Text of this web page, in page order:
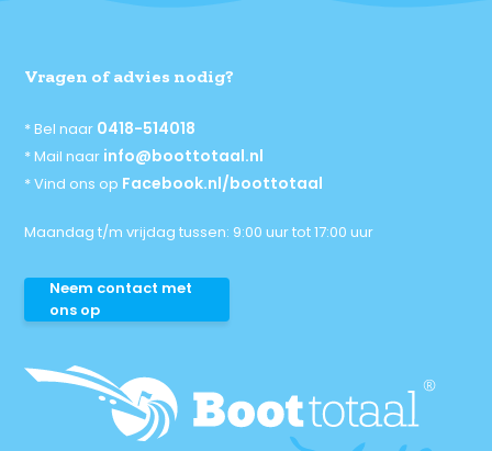
Vragen of advies nodig?
* Bel naar 0418-514018
* Mail naar info@boottotaal.nl
* Vind ons op Facebook.nl/boottotaal
Maandag t/m vrijdag tussen: 9:00 uur tot 17:00 uur
Neem contact met
ons op